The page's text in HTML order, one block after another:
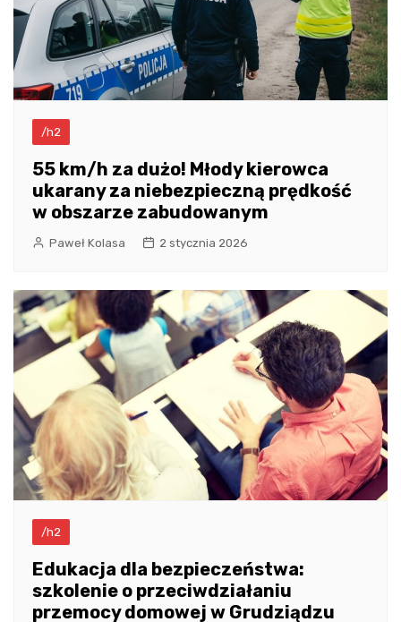
/h2
55 km/h za dużo! Młody kierowca
ukarany za niebezpieczną prędkość
w obszarze zabudowanym
Paweł Kolasa 2 stycznia 2026
/h2
Edukacja dla bezpieczeństwa:
szkolenie o przeciwdziałaniu
przemocy domowej w Grudziądzu